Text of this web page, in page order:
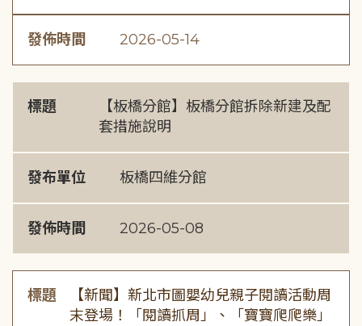
發佈時間 2026-05-14
標題
【板橋分館】板橋分館拆除新建及配
套措施說明
發布單位 板橋四維分館
發佈時間 2026-05-08
標題
【新聞】新北市圖嬰幼兒親子閱讀活動周
末登場！「閱讀抓周」、「寶寶爬爬樂」